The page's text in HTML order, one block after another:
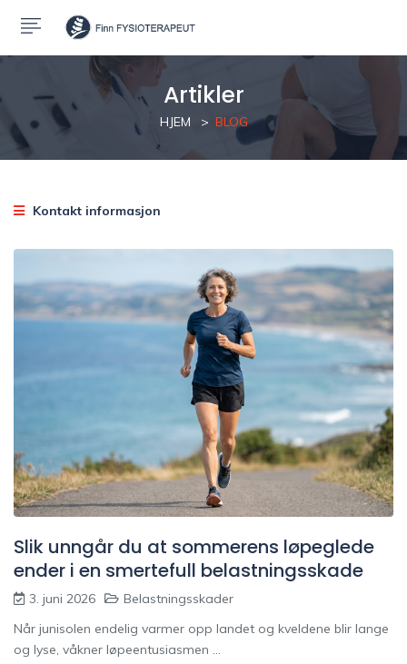
Artikler
HJEM BLOG
Kontakt informasjon
Slik unngår du at sommerens løpeglede
ender i en smertefull belastningsskade
3. juni 2026
Belastningsskader
Når junisolen endelig varmer opp landet og kveldene blir lange
og lyse, våkner løpeentusiasmen ...